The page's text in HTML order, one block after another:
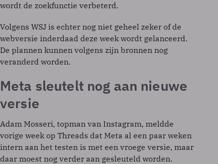
wordt de zoekfunctie verbeterd.
Volgens WSJ is echter nog niet geheel zeker of de
webversie inderdaad deze week wordt gelanceerd.
De plannen kunnen volgens zijn bronnen nog
veranderd worden.
Meta sleutelt nog aan nieuwe
versie
Adam Mosseri, topman van Instagram, meldde
vorige week op Threads dat Meta al een paar weken
intern aan het testen is met een vroege versie, maar
daar moest nog verder aan gesleuteld worden.